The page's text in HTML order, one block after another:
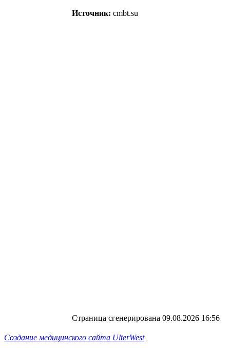
Источник: cmbt.su
Страница сгенерирована 09.08.2026 16:56
Создание медицинского сайта UlterWest